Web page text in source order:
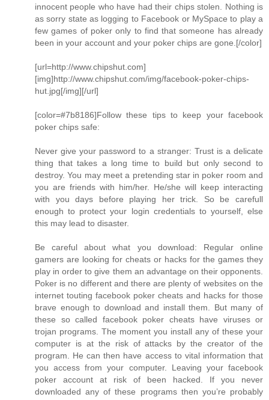
innocent people who have had their chips stolen. Nothing is
as sorry state as logging to Facebook or MySpace to play a
few games of poker only to find that someone has already
been in your account and your poker chips are gone.[/color]
[url=http://www.chipshut.com]
[img]http://www.chipshut.com/img/facebook-poker-chips-
hut.jpg[/img][/url]
[color=#7b8186]Follow these tips to keep your facebook
poker chips safe:
Never give your password to a stranger: Trust is a delicate
thing that takes a long time to build but only second to
destroy. You may meet a pretending star in poker room and
you are friends with him/her. He/she will keep interacting
with you days before playing her trick. So be carefull
enough to protect your login credentials to yourself, else
this may lead to disaster.
Be careful about what you download: Regular online
gamers are looking for cheats or hacks for the games they
play in order to give them an advantage on their opponents.
Poker is no different and there are plenty of websites on the
internet touting facebook poker cheats and hacks for those
brave enough to download and install them. But many of
these so called facebook poker cheats have viruses or
trojan programs. The moment you install any of these your
computer is at the risk of attacks by the creator of the
program. He can then have access to vital information that
you access from your computer. Leaving your facebook
poker account at risk of been hacked. If you never
downloaded any of these programs then you’re probably